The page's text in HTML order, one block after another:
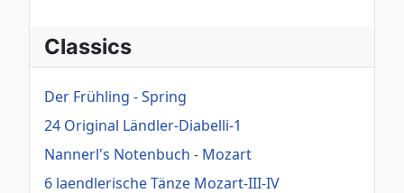
Classics
Der Frühling - Spring
24 Original Ländler-Diabelli-1
Nannerl's Notenbuch - Mozart
6 laendlerische Tänze Mozart-III-IV